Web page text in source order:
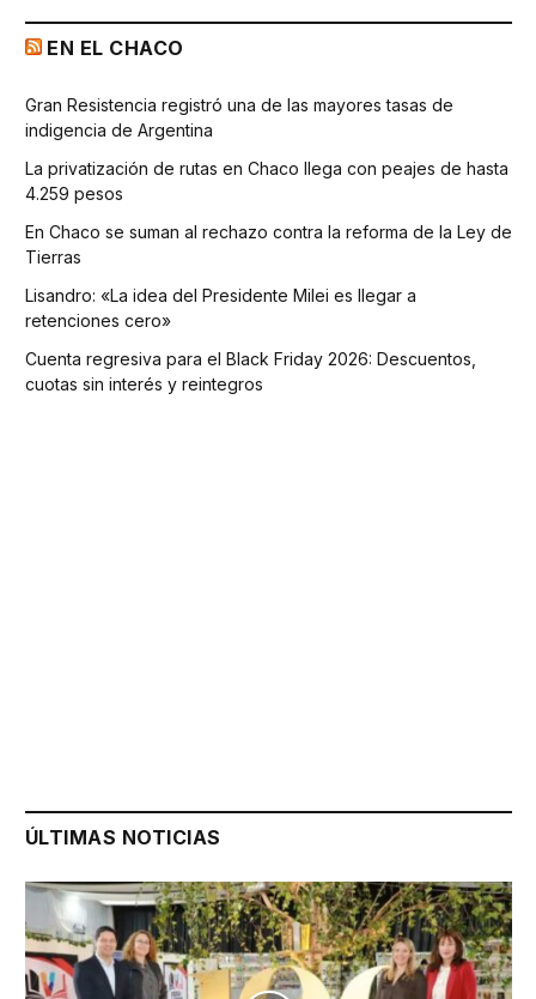
EN EL CHACO
Gran Resistencia registró una de las mayores tasas de
indigencia de Argentina
La privatización de rutas en Chaco llega con peajes de hasta
4.259 pesos
En Chaco se suman al rechazo contra la reforma de la Ley de
Tierras
Lisandro: «La idea del Presidente Milei es llegar a
retenciones cero»
Cuenta regresiva para el Black Friday 2026: Descuentos,
cuotas sin interés y reintegros
ÚLTIMAS NOTICIAS